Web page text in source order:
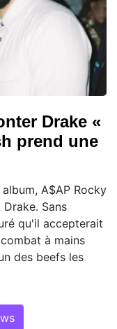
Drake «
prend une
A$AP Rocky
Sans
qu'il accepterait
à mains
des beefs les